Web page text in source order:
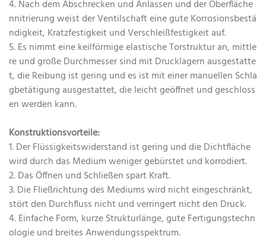
4. Nach dem Abschrecken und Anlassen und der Oberfläche
nnitrierung weist der Ventilschaft eine gute Korrosionsbestä
ndigkeit, Kratzfestigkeit und Verschleißfestigkeit auf.
5. Es nimmt eine keilförmige elastische Torstruktur an, mittle
re und große Durchmesser sind mit Drucklagern ausgestatte
t, die Reibung ist gering und es ist mit einer manuellen Schla
gbetätigung ausgestattet, die leicht geöffnet und geschloss
en werden kann.
Konstruktionsvorteile:
1. Der Flüssigkeitswiderstand ist gering und die Dichtfläche
wird durch das Medium weniger gebürstet und korrodiert.
2. Das Öffnen und Schließen spart Kraft.
3. Die Fließrichtung des Mediums wird nicht eingeschränkt,
stört den Durchfluss nicht und verringert nicht den Druck.
4. Einfache Form, kurze Strukturlänge, gute Fertigungstechn
ologie und breites Anwendungsspektrum.